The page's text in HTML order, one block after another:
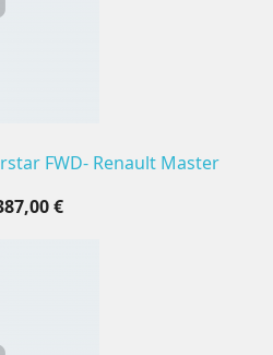
FWD- Renault Master
€